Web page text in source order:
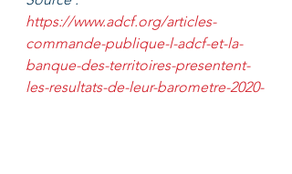
https://www.adcf.org/articles-
commande-publique-l-adcf-et-la-
banque-des-territoires-presentent-
les-resultats-de-leur-barometre-2020-